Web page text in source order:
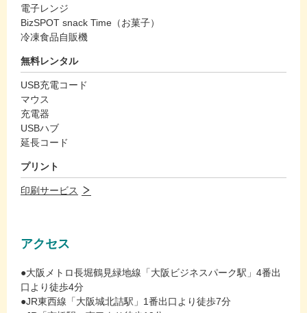
電子レンジ
BizSPOT snack Time（お菓子）
冷凍食品自販機
無料レンタル
USB充電コード
マウス
充電器
USBハブ
延長コード
プリント
印刷サービス
アクセス
●大阪メトロ長堀鶴見緑地線「大阪ビジネスパーク駅」4番出
口より徒歩4分
●JR東西線「大阪城北詰駅」1番出口より徒歩7分